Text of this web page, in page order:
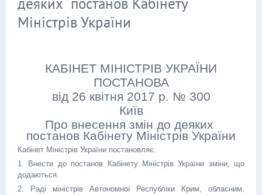
Міністрів України
КАБІНЕТ МІНІСТРІВ УКРАЇНИ
ПОСТАНОВА
від 26 квітня 2017 р. № 300
Київ
Про внесення змін до деяких
постанов Кабінету Міністрів України
Кабінет Міністрів України постановляє:
1. Внести до постанов Кабінету Міністрів України зміни, що
додаються.
2. Раді міністрів Автономної Республіки Крим, обласним,